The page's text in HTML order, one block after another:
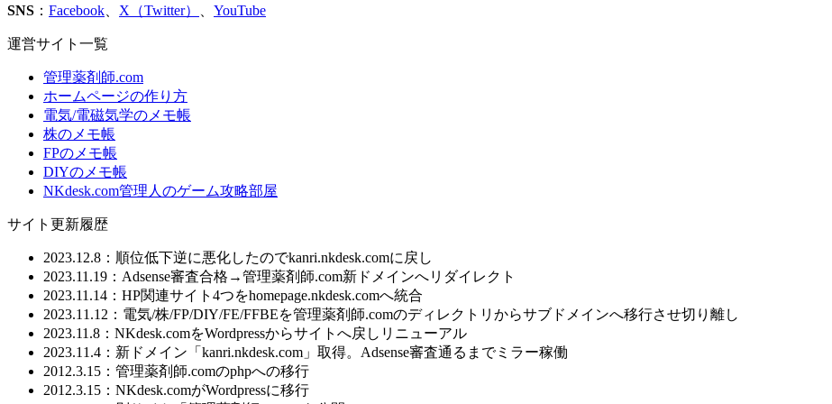
SNS ： Facebook X（Twitter） YouTube
運営サイト一覧
管理薬剤師.com
ホームページの作り方
電気/電磁気学のメモ帳
株のメモ帳
FPのメモ帳
DIYのメモ帳
NKdesk.com管理人のゲーム攻略部屋
サイト更新履歴
2023.12.8：順位低下逆に悪化したのでkanri.nkdesk.comに戻し
2023.11.19：Adsense審査合格→管理薬剤師.com新ドメインへリダイレクト
2023.11.14：HP関連サイト4つをhomepage.nkdesk.comへ統合
2023.11.12：電気/株/FP/DIY/FE/FFBEを管理薬剤師.comのディレクトリからサブドメインへ移行させ切り離し
2023.11.8：NKdesk.comをWordpressからサイトへ戻しリニューアル
2023.11.4：新ドメイン「kanri.nkdesk.com」取得。Adsense審査通るまでミラー稼働
2012.3.15：管理薬剤師.comのphpへの移行
2012.3.15：NKdesk.comがWordpressに移行